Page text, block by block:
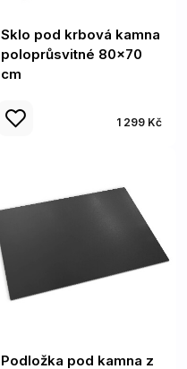
Sklo pod krbová kamna
poloprůsvitné 80x70
cm
1 299 Kč
Podložka pod kamna z